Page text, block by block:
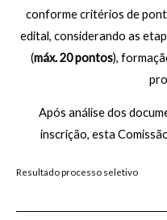
conforme critérios de
edital, considerando as
(máx. 20 pontos),
Após análise dos
inscrição, esta
Resultado processo seletivo